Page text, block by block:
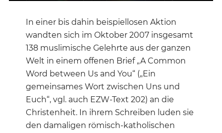
In einer bis dahin beispiellosen Aktion
wandten sich im Oktober 2007 insgesamt
138 muslimische Gelehrte aus der ganzen
Welt in einem offenen Brief „A Common
Word between Us and You“ („Ein
gemeinsames Wort zwischen Uns und
Euch“, vgl. auch EZW-Text 202) an die
Christenheit. In ihrem Schreiben luden sie
den damaligen römisch-katholischen